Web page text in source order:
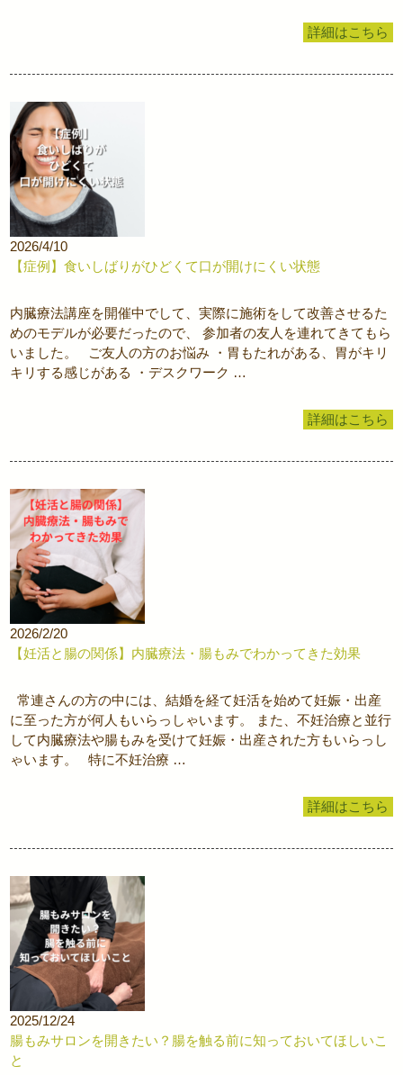
詳細はこちら
2026/4/10
【症例】食いしばりがひどくて口が開けにくい状態
内臓療法講座を開催中でして、実際に施術をして改善させるた
めのモデルが必要だったので、 参加者の友人を連れてきてもら
いました。 ご友人の方のお悩み ・胃もたれがある、胃がキリ
キリする感じがある ・デスクワーク …
詳細はこちら
2026/2/20
【妊活と腸の関係】内臓療法・腸もみでわかってきた効果
常連さんの方の中には、結婚を経て妊活を始めて妊娠・出産
に至った方が何人もいらっしゃいます。 また、不妊治療と並行
して内臓療法や腸もみを受けて妊娠・出産された方もいらっし
ゃいます。 特に不妊治療 …
詳細はこちら
2025/12/24
腸もみサロンを開きたい？腸を触る前に知っておいてほしいこ
と